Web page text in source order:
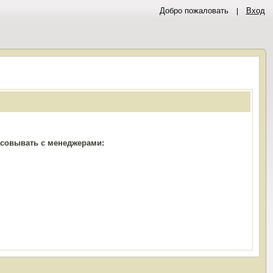
Добро пожаловать Вход
с менеджерами: